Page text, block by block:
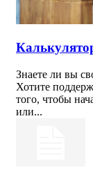
Знаете ли вы
Хотите
того, чтобы
или...